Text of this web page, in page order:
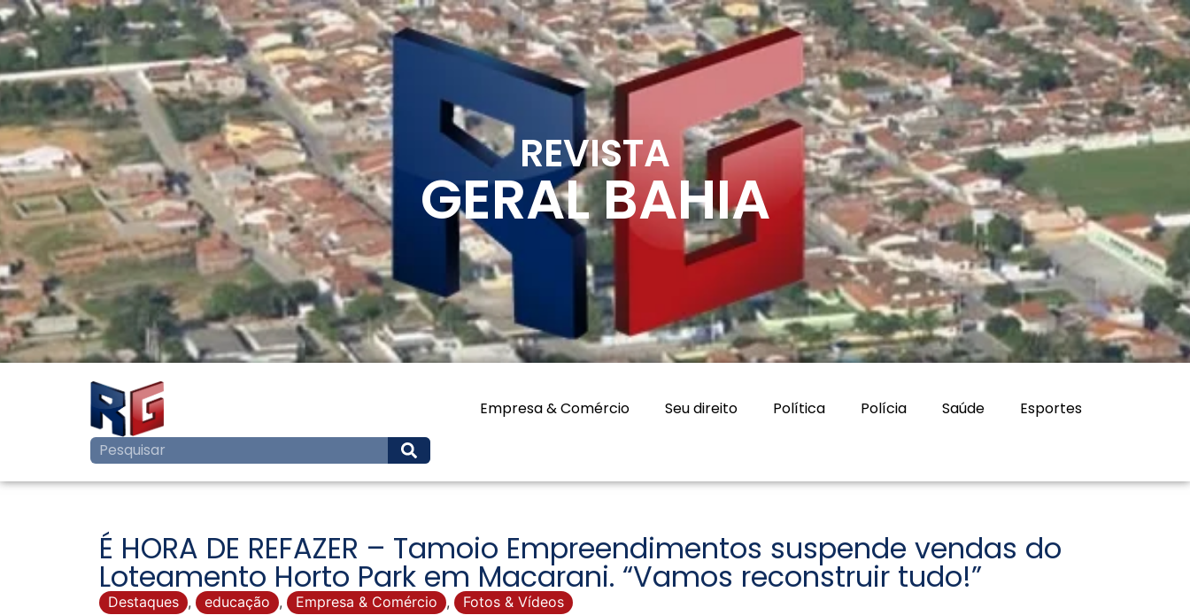
REVISTA
GERAL BAHIA
Empresa & Comércio Seu direito Política Polícia Saúde Esportes
É HORA DE REFAZER – Tamoio Empreendimentos suspende vendas do
Loteamento Horto Park em Macarani. “Vamos reconstruir tudo!”
Destaques , educação , Empresa & Comércio , Fotos & Vídeos